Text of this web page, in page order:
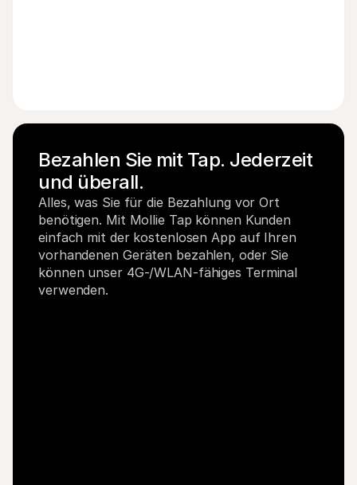
Bezahlen Sie mit Tap. Jederzeit
und überall.
Alles, was Sie für die Bezahlung vor Ort
benötigen. Mit Mollie Tap können Kunden
einfach mit der kostenlosen App auf Ihren
vorhandenen Geräten bezahlen, oder Sie
können unser 4G-/WLAN-fähiges Terminal
verwenden.